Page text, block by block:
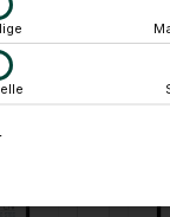
SAMMEN